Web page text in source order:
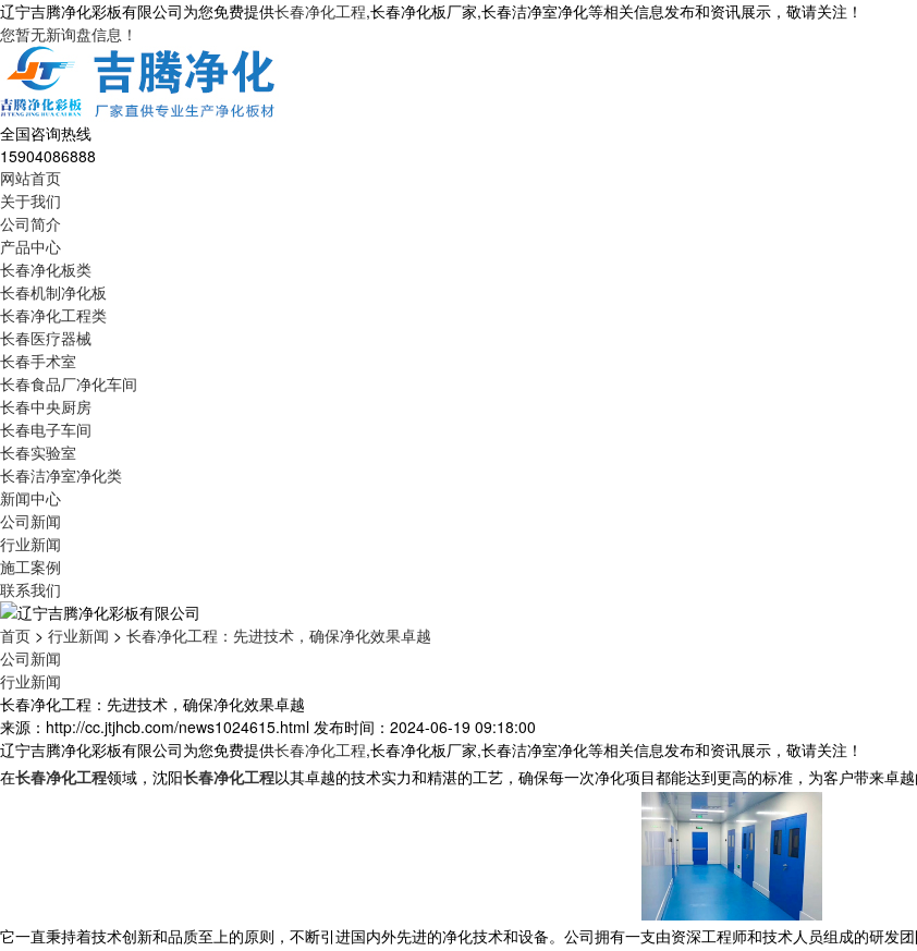
辽宁吉腾净化彩板有限公司为您免费提供长春净化工程,长春净化板厂家,长春洁净室净化等相关信息发布和资讯展示，敬请关注！
您暂无新询盘信息！
全国咨询热线
15904086888
网站首页
关于我们
公司简介
产品中心
长春净化板类
长春机制净化板
长春净化工程类
长春医疗器械
长春手术室
长春食品厂净化车间
长春中央厨房
长春电子车间
长春实验室
长春洁净室净化类
新闻中心
公司新闻
行业新闻
施工案例
联系我们
首页 > 行业新闻 > 长春净化工程：先进技术，确保净化效果卓越
公司新闻
行业新闻
长春净化工程：先进技术，确保净化效果卓越
来源：http://cc.jtjhcb.com/news1024615.html 发布时间：2024-06-19 09:18:00
辽宁吉腾净化彩板有限公司为您免费提供长春净化工程,长春净化板厂家,长春洁净室净化等相关信息发布和资讯展示，敬请关注！
在长春净化工程领域，沈阳长春净化工程以其卓越的技术实力和精湛的工艺，确保每一次净化项目都能达到更高的标准，为客户带来卓越
它一直秉持着技术创新和品质至上的原则，不断引进国内外先进的净化技术和设备。公司拥有一支由资深工程师和技术人员组成的研发